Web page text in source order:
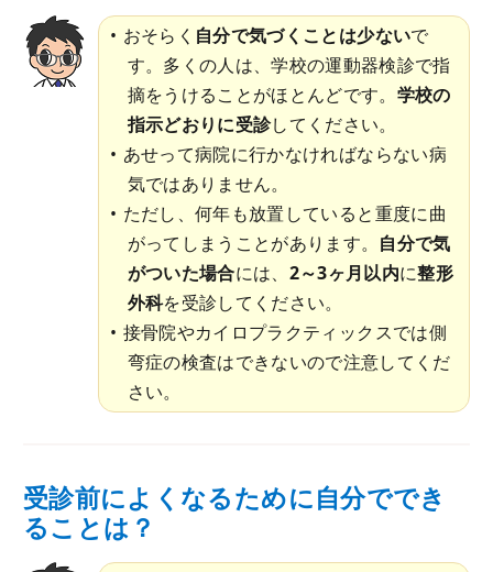
おそらく 自分で気づくことは少ないで
す。多くの人は、学校の運動器検診で指
摘をうけることがほとんどです。 学校の
指示どおりに受診してください。
あせって病院に行かなければならない病
気ではありません。
ただし、何年も放置していると重度に曲
がってしまうことがあります。 自分で気
がついた場合には、 2～3ヶ月以内に整形
外科を受診してください。
接骨院やカイロプラクティックスでは側
弯症の検査はできないので注意してくだ
さい。
受診前によくなるために自分ででき
ることは？